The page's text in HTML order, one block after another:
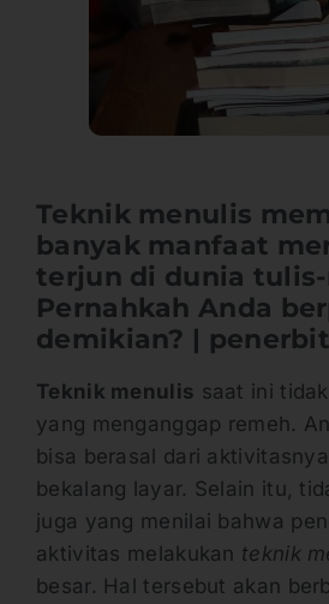
Teknik menulis
banyak manfaat
terjun di dunia
Pernahkah Anda
demikian? |
Teknik menulis saat ini
yang menganggap remeh.
bisa berasal dari
bekalang layar. Selain itu,
juga yang menilai bahwa
aktivitas melakukan teknik
besar. Hal tersebut akan